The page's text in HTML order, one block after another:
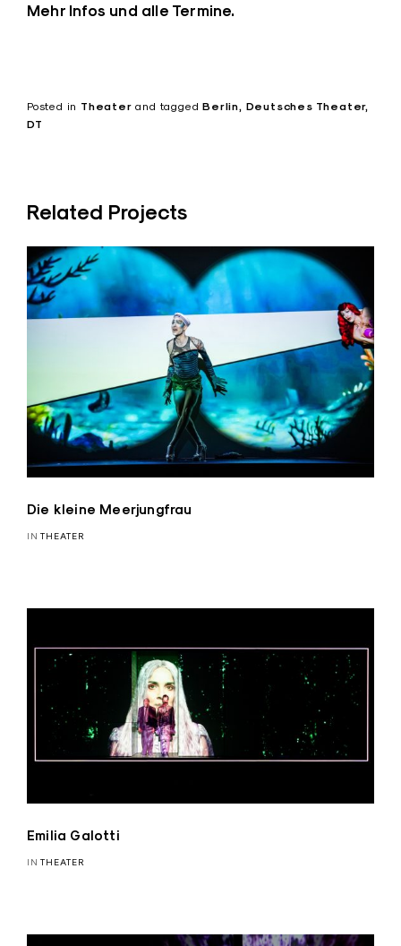
Mehr Infos und alle Termine.
Posted in Theater and taggedBerlin Deutsches Theater
DT
Related Projects
Die kleine Meerjungfrau
IN THEATER
Emilia Galotti
IN THEATER